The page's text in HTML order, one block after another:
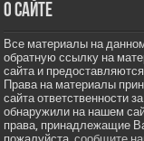
О сайте
Все материалы на
обратную ссылку на
сайта и
Права на материалы
сайта ответственности
обнаружили на нашем
права, принадлежащие